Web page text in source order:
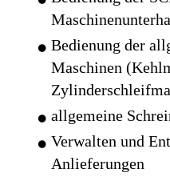
Bedienung der
Maschinen
allgemeine
Verwalten und
Anlieferungen